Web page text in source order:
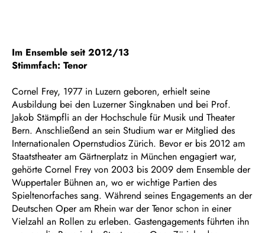
Im Ensemble seit 2012/13
Stimmfach: Tenor
Cornel Frey, 1977 in Luzern geboren, erhielt seine
Ausbildung bei den Luzerner Singknaben und bei Prof.
Jakob Stämpfli an der Hochschule für Musik und Theater
Bern. Anschließend an sein Studium war er Mitglied des
Internationalen Opernstudios Zürich. Bevor er bis 2012 am
Staatstheater am Gärtnerplatz in München engagiert war,
gehörte Cornel Frey von 2003 bis 2009 dem Ensemble der
Wuppertaler Bühnen an, wo er wichtige Partien des
Spieltenorfaches sang. Während seines Engagements an der
Deutschen Oper am Rhein war der Tenor schon in einer
Vielzahl an Rollen zu erleben. Gastengagements führten ihn